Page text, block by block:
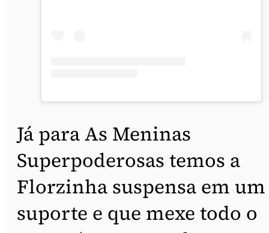
Já para As Meninas
Superpoderosas temos a
Florzinha suspensa em um
suporte e que mexe todo o